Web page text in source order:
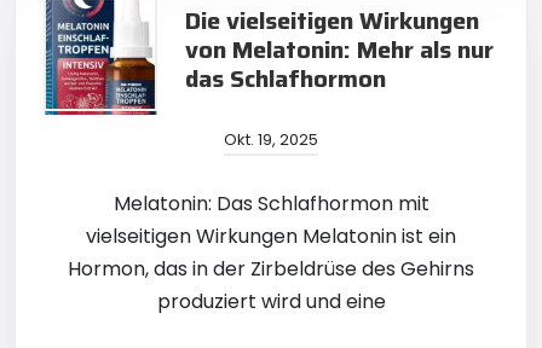
Die vielseitigen Wirkungen
von Melatonin: Mehr als nur
das Schlafhormon
Okt. 19, 2025
Melatonin: Das Schlafhormon mit
vielseitigen Wirkungen Melatonin ist ein
Hormon, das in der Zirbeldrüse des Gehirns
produziert wird und eine